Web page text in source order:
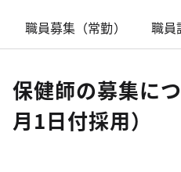
職員募集（常勤） 職員
保健師の募集に
月1日付採用）